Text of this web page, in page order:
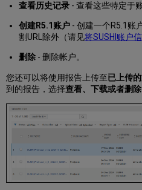
查看历史记录- 查看这些特定于
创建R5.1账户- 创建一个R5.1账
割URL除外（请见将SUSHI账户
删除- 删除帐户。
您还可以将使用报告上传至已上传
到的报告，选择查看、下载或者删除